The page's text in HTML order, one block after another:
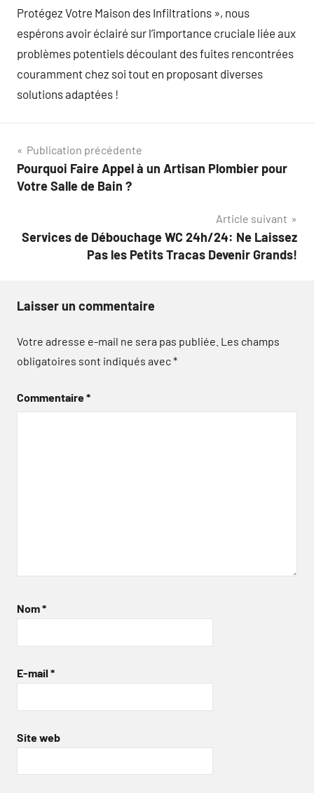
Protégez Votre Maison des Infiltrations », nous
espérons avoir éclairé sur l’importance cruciale liée aux
problèmes potentiels découlant des fuites rencontrées
couramment chez soi tout en proposant diverses
solutions adaptées !
Navigation
de
Publication précédente
Pourquoi Faire Appel à un Artisan Plombier pour
Votre Salle de Bain ?
Article suivant
Services de Débouchage WC 24h/24: Ne Laissez
Pas les Petits Tracas Devenir Grands!
Laisser un commentaire
Votre adresse e-mail ne sera pas publiée. Les champs
obligatoires sont indiqués avec*
Commentaire*
Nom*
E-mail *
Site web